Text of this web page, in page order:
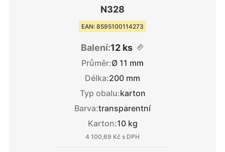
N328
EAN: 8595100114273
Balení:12 ks
Průměr:Ø 11 mm
Délka:200 mm
Typ obalu:karton
Barva:transparentní
Karton:10 kg
4 100,69 Kč s DPH